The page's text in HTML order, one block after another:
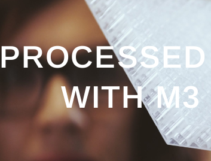
WITH M3